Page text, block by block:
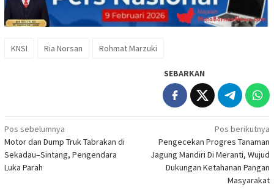
KNSI Ria Norsan Rohmat Marzuki
SEBARKAN
Navigasi
pos
Pos sebelumnya
Motor dan Dump Truk Tabrakan di
Sekadau–Sintang, Pengendara
Luka Parah
Pos berikutnya
Pengecekan Progres Tanaman
Jagung Mandiri Di Meranti, Wujud
Dukungan Ketahanan Pangan
Masyarakat